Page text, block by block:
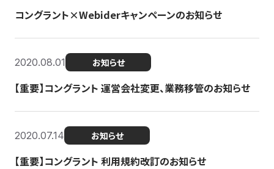
コングラント×Webiderキャンペーンのお知らせ
2020.08.01 お知らせ
【重要】コングラント 運営会社変更、業務移管のお知らせ
2020.07.14 お知らせ
【重要】コングラント 利用規約改訂のお知らせ